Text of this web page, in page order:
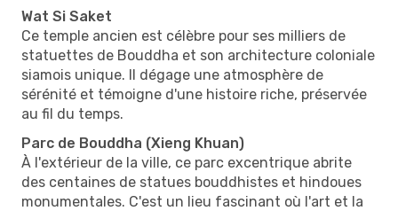
Wat Si Saket
Ce temple ancien est célèbre pour ses milliers de
statuettes de Bouddha et son architecture coloniale
siamois unique. Il dégage une atmosphère de
sérénité et témoigne d'une histoire riche, préservée
au fil du temps.
Parc de Bouddha (Xieng Khuan)
À l'extérieur de la ville, ce parc excentrique abrite
des centaines de statues bouddhistes et hindoues
monumentales. C'est un lieu fascinant où l'art et la